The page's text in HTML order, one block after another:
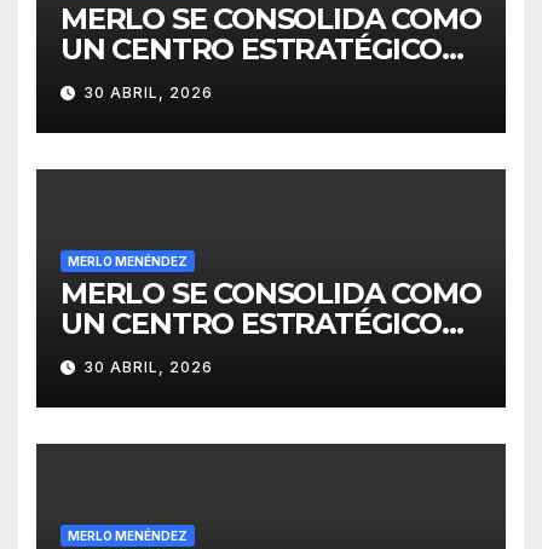
MERLO SE CONSOLIDA COMO
UN CENTRO ESTRATÉGICO
PARA EL DESARROLLO DE
INVERSIONES
30 ABRIL, 2026
MERLO MENÉNDEZ
MERLO SE CONSOLIDA COMO
UN CENTRO ESTRATÉGICO
PARA EL DESARROLLO DE
INVERSIONES
30 ABRIL, 2026
MERLO MENÉNDEZ